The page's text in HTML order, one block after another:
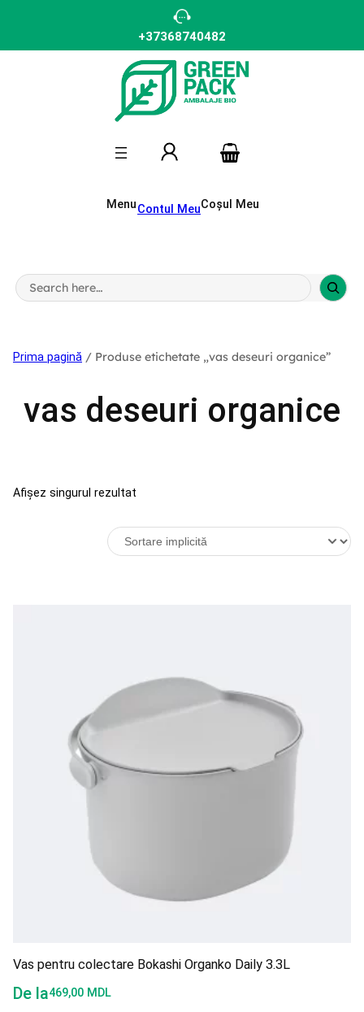
+37368740482
MenuContul MeuCoșul Meu
S
e
h
Prima pagină / Produse etichetate „vas deseuri organice”
vas deseuri organice
Afișez singurul rezultat
Vas pentru colectare Bokashi Organko Daily 3.3L
De la469,00 MDL